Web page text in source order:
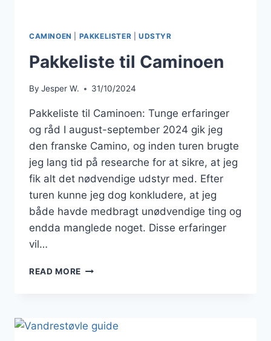
CAMINOEN PAKKELISTER UDSTYR
Pakkeliste til Caminoen
By Jesper W. 31/10/2024
Pakkeliste til Caminoen: Tunge erfaringer
og råd I august-september 2024 gik jeg
den franske Camino, og inden turen brugte
jeg lang tid på researche for at sikre, at jeg
fik alt det nødvendige udstyr med. Efter
turen kunne jeg dog konkludere, at jeg
både havde medbragt unødvendige ting og
endda manglede noget. Disse erfaringer
vil…
READ MORE PAKKELISTE